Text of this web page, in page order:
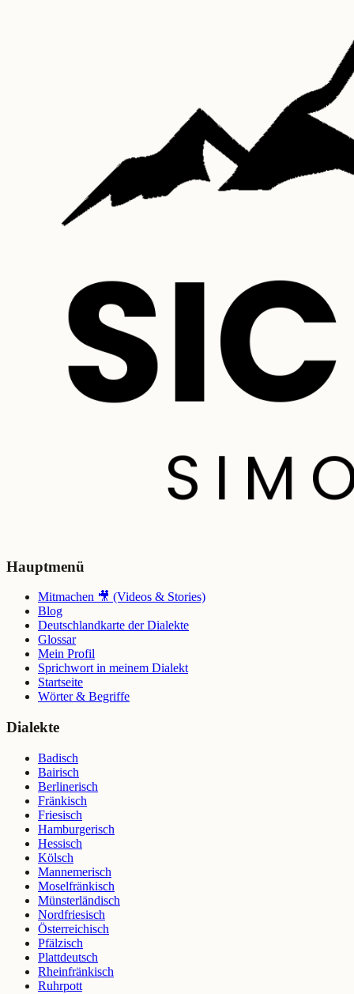
Hauptmenü
Mitmachen 🎥 (Videos & Stories)
Blog
Deutschlandkarte der Dialekte
Glossar
Mein Profil
Sprichwort in meinem Dialekt
Startseite
Wörter & Begriffe
Dialekte
Badisch
Bairisch
Berlinerisch
Fränkisch
Friesisch
Hamburgerisch
Hessisch
Kölsch
Mannemerisch
Moselfränkisch
Münsterländisch
Nordfriesisch
Österreichisch
Pfälzisch
Plattdeutsch
Rheinfränkisch
Ruhrpott